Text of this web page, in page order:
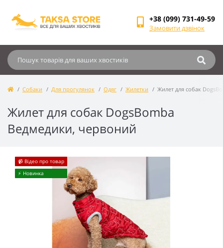
+38 (099) 731-49-59
Замовити дзвінок
Собаки Для прогулянок Одяг Жилетки Жилет для собак
Жилет для собак DogsBomba
Ведмедики, червоний
📹 Відео про товар
⚡️ Новинка